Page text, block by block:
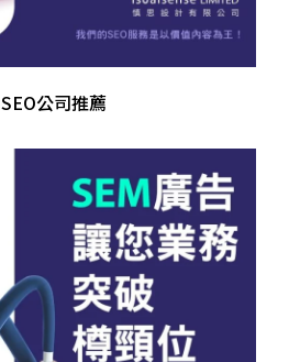
SEO公司推薦